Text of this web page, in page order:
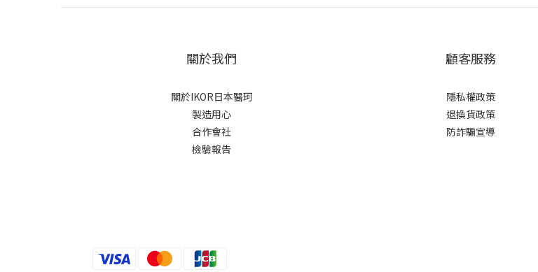
關於我們
關於IKOR日本醫珂
製造用心
合作會社
檢驗報告
顧客服務
隱私權政策
退換貨政策
防詐騙宣導